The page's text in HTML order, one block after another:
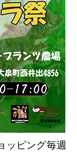
ッピング毎週